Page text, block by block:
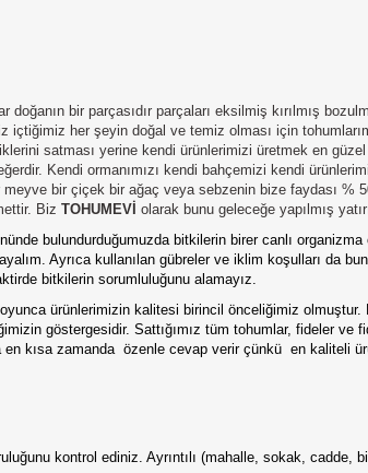
doğanın bir parçasıdır parçaları eksilmiş kırılmış
içtiğimiz her şeyin doğal ve temiz olması için
satması yerine kendi ürünlerimizi üretmek en güzel
Kendi ormanımızı kendi bahçemizi kendi
bir çiçek bir ağaç veya sebzenin bize faydası %
Biz TOHUMEVİ olarak bunu geleceğe yapılmış
bulundurduğumuzda bitkilerin birer canlı
Ayrıca kullanılan gübreler ve iklim koşulları da
bitkilerin sorumluluğunu alamayız.
ürünlerimizin kalitesi birincil önceliğimiz
göstergesidir. Sattığımız tüm tohumlar, fideler
kısa zamanda özenle cevap verir çünkü en kaliteli
kontrol ediniz. Ayrıntılı (mahalle, sokak, cadde,